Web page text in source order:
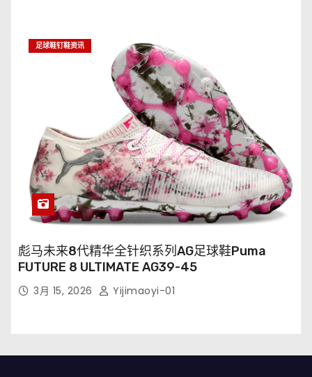
足球鞋钉鞋资讯
彪马未来8代精华全针织系列AG足球鞋Puma
FUTURE 8 ULTIMATE AG39-45
3月 15, 2026 Yijimaoyi-01